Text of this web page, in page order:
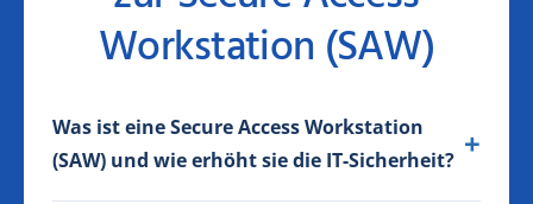
Workstation (SAW)
Was ist eine Secure Access Workstation
(SAW) und wie erhöht sie die IT-Sicherheit?